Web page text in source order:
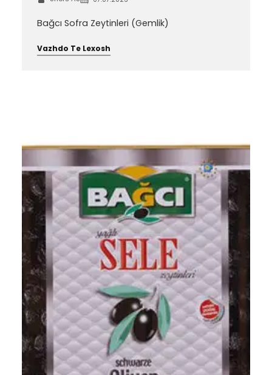
Bağcı Sofra Zeytinleri (Gemlik)
Vazhdo Te Lexosh